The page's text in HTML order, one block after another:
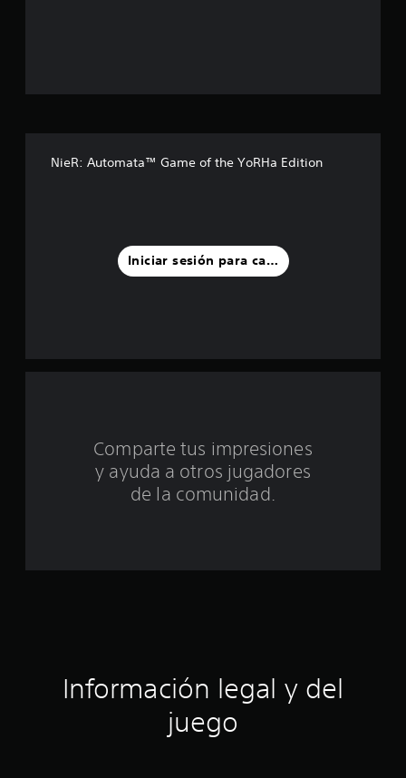
r
u
i
NieR: Automata™ Game of the YoRHa Edition
Iniciar sesión para calificar
Comparte tus impresiones
y ayuda a otros jugadores
de la comunidad.
Información legal y del
juego